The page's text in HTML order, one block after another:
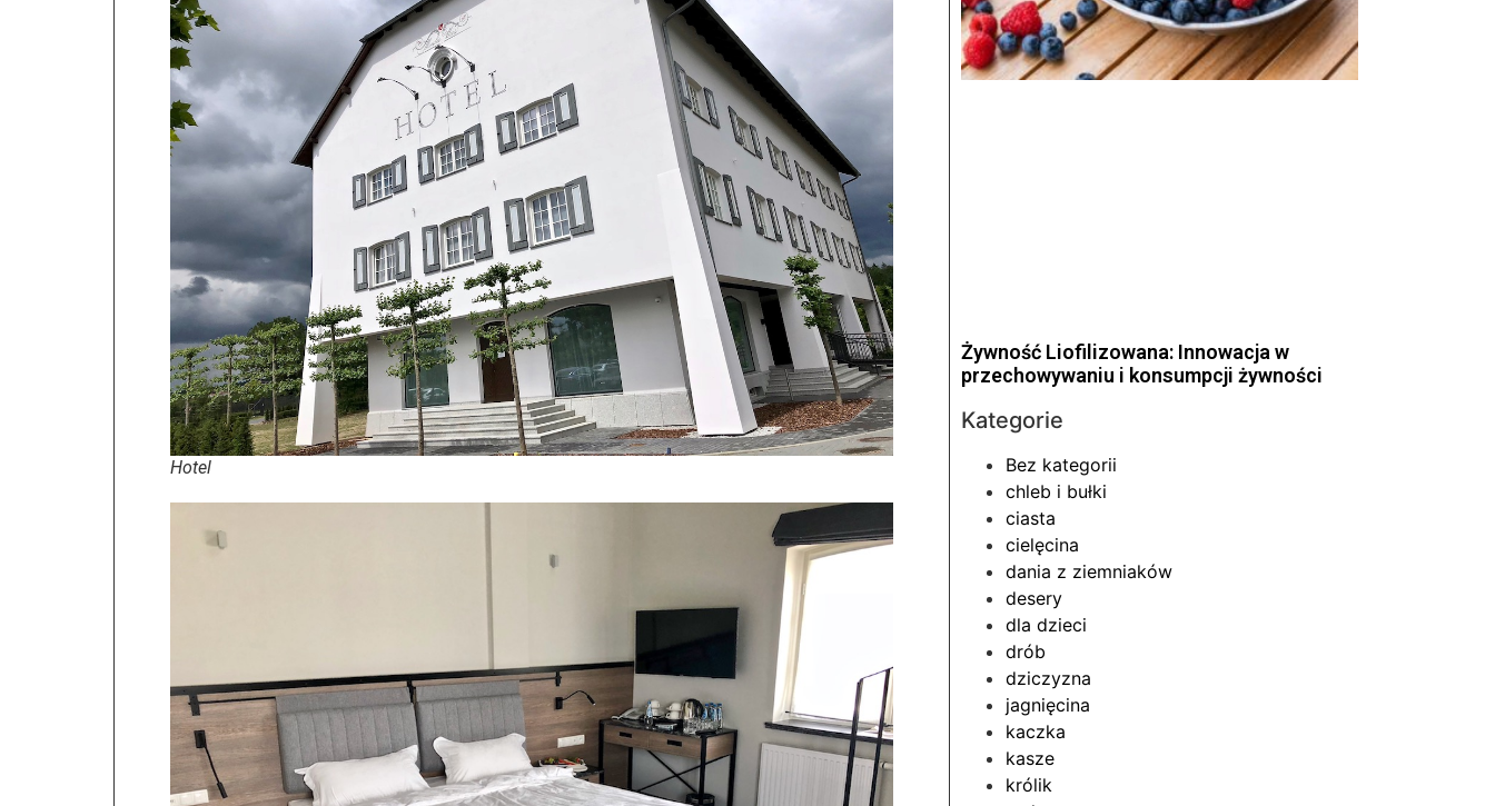
Hotel
Żywność Liofilizowana: Innowacja w
przechowywaniu i konsumpcji żywności
Kategorie
Bez kategorii
chleb i bułki
ciasta
cielęcina
dania z ziemniaków
desery
dla dzieci
drób
dziczyzna
jagnięcina
kaczka
kasze
królik